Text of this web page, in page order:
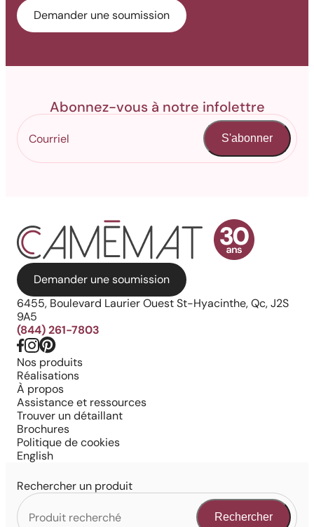
Demander une soumission
Abonnez-vous à notre infolettre
S'abonner
Demander une soumission
6455, Boulevard Laurier Ouest St-Hyacinthe, Qc, J2S
9A5
(844) 261-7803
Nos produits
Réalisations
À propos
Assistance et ressources
Trouver un détaillant
Brochures
Politique de cookies
English
Rechercher un produit
Rechercher